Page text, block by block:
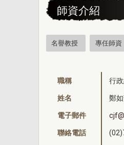
師資介紹
名譽教授 專任師資
職稱 行
姓名 鄭
電子郵件
聯絡電話